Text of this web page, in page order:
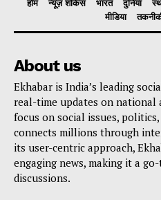
होम न्यूज़ शोकेस भारत दुनिया
मीडिया
About us
Ekhabar is India’s leading
real-time updates on national
focus on social issues,
connects millions through
its user-centric approach,
engaging news, making it a
discussions.